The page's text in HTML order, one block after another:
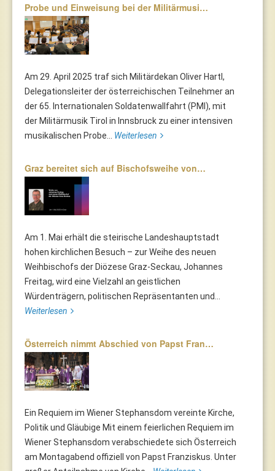
Probe und Einweisung bei der Militärmusi…
Am 29. April 2025 traf sich Militärdekan Oliver Hartl,
Delegationsleiter der österreichischen Teilnehmer an
der 65. Internationalen Soldatenwallfahrt (PMI), mit
der Militärmusik Tirol in Innsbruck zu einer intensiven
musikalischen Probe... Weiterlesen
Graz bereitet sich auf Bischofsweihe von…
Am 1. Mai erhält die steirische Landeshauptstadt
hohen kirchlichen Besuch – zur Weihe des neuen
Weihbischofs der Diözese Graz-Seckau, Johannes
Freitag, wird eine Vielzahl an geistlichen
Würdenträgern, politischen Repräsentanten und...
Weiterlesen
Österreich nimmt Abschied von Papst Fran…
Ein Requiem im Wiener Stephansdom vereinte Kirche,
Politik und Gläubige Mit einem feierlichen Requiem im
Wiener Stephansdom verabschiedete sich Österreich
am Montagabend offiziell von Papst Franziskus. Unter